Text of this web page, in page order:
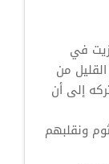
في
من
إلى أن
ونقلبهم